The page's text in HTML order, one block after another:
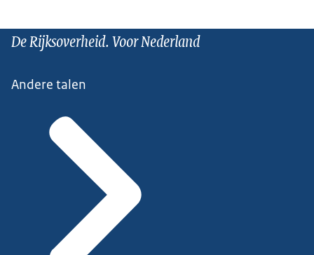
De Rijksoverheid. Voor Nederland
Andere talen